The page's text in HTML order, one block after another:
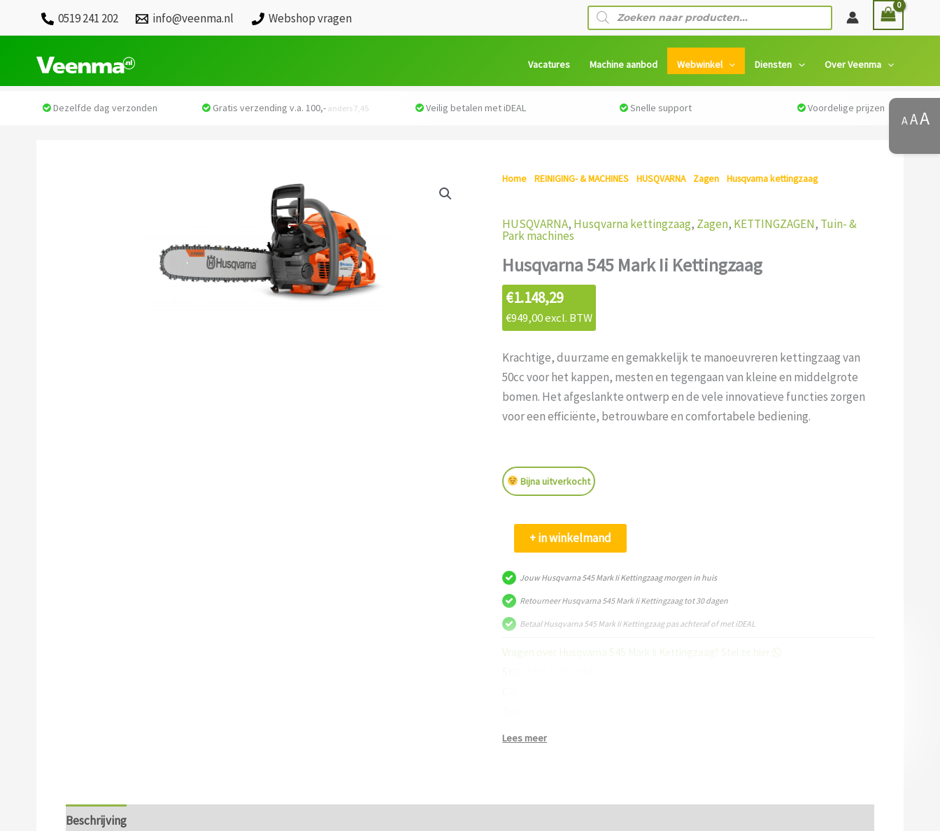
0519 241 202 info@veenma.nl Webshop vragen
Producten
zoeken
Vacatures Machine aanbod Webwinkel Diensten Over Veenma
Home /REINIGING- & MACHINES /HUSQVARNA/ Zagen /Husqvarna kettingzaag/ Husqvarna
HUSQVARNA, Husqvarna kettingzaag, Zagen, KETTINGZAGEN, Tuin- &
Park machines
Husqvarna 545 Mark Ii Kettingzaag
€1.148,29
€949,00excl. BTW
Krachtige, duurzame en gemakkelijk te manoeuvreren kettingzaag van
50cc voor het kappen, mesten en tegengaan van kleine en middelgrote
bomen. Het afgeslankte ontwerp en de vele innovatieve functies zorgen
voor een efficiënte, betrouwbare en comfortabele bediening.
Bijna uitverkocht
Husqvarna
545
Mark
Ii
Kettingzaag
aantal
+ in winkelmand
Jouw Husqvarna 545 Mark Ii Kettingzaag morgen in huis
Retourneer Husqvarna 545 Mark Ii Kettingzaag tot 30 dagen
Betaal Husqvarna 545 Mark Ii Kettingzaag pas achteraf of met iDEAL
Vragen over Husqvarna 545 Mark Ii Kettingzaag? Stel ze hier
Lees meer
Beschrijving
AAA
Dezelfde dag verzonden Gratis verzending v.a. 100,-anders 7,45 Veilig betalen met iDEAL Snelle support Voordelige prijzen